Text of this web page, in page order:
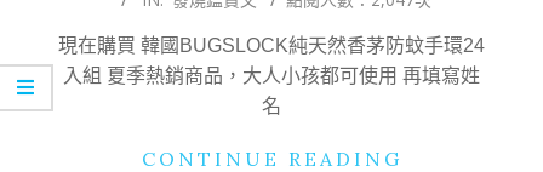
17
現在購買 韓國BUGSLOCK純天然香茅防蚊手環24
入組 夏季熱銷商品，大人小孩都可使用 再填寫姓
名
CONTINUE READING